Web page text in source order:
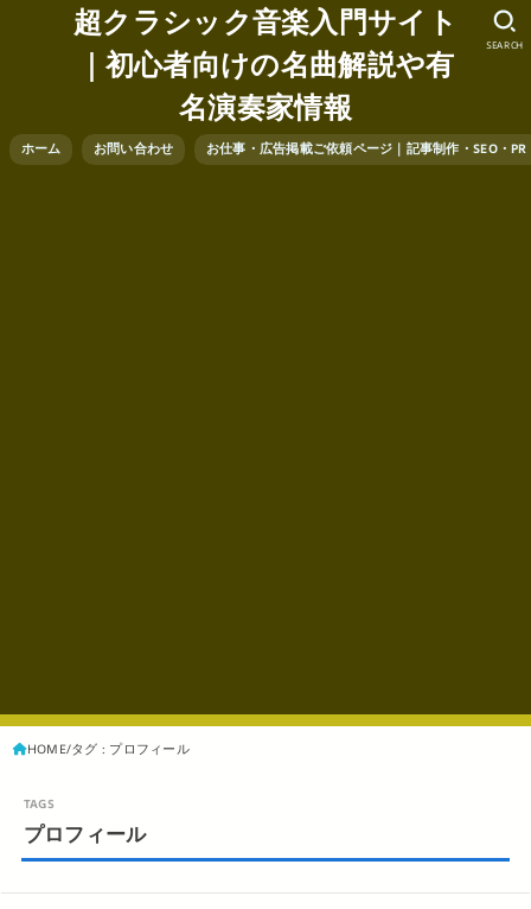
超クラシック音楽入門サイト
｜初心者向けの名曲解説や有
名演奏家情報
ホーム お問い合わせ お仕事・広告掲載ご依頼ページ｜記事制作・SEO・
SEARCH
HOME タグ : プロフィール
プロフィール